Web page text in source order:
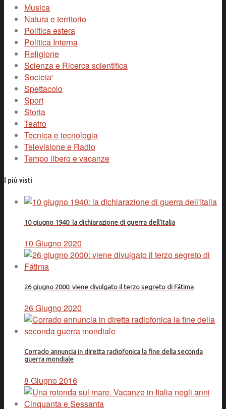
Musica
Natura e territorio
Politica estera
Politica Interna
Religione
Scienza e Ricerca scientifica
Societa'
Spettacolo
Sport
Storia
Teatro
Tecnica e tecnologia
Televisione e Radio
Tempo libero e vacanze
I più visti
10 giugno 1940: la dichiarazione di guerra dell'Italia
10 Giugno 2020
26 giugno 2000: viene divulgato il terzo segreto di Fátima
26 Giugno 2020
Corrado annuncia in diretta radiofonica la fine della seconda
guerra mondiale
8 Giugno 2016